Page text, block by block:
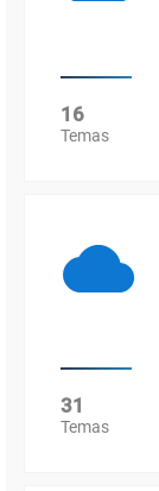
16
Temas
31
Temas